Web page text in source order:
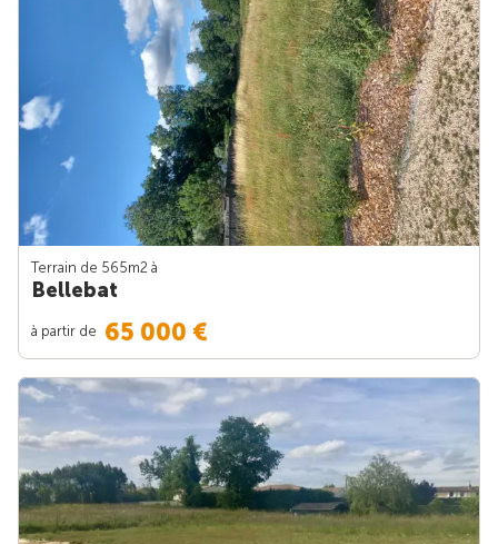
Terrain de 565m2 à
Bellebat
à partir de 65 000 €